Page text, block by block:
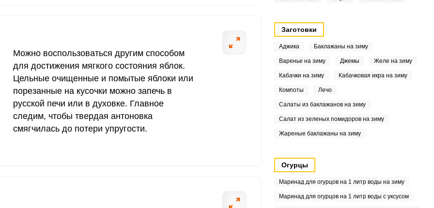
4000 мкг 0.2
12 мг 0.6
1200 мкг 9.2
Можно воспользоваться другим способом
для достижения мягкого состояния яблок.
Цельные очищенные и помытые яблоки или
порезанные на кусочки можно запечь в
русской печи или в духовке. Главное
следим, чтобы твердая антоновка
смягчилась до потери упругости.
Заготовки
Аджика Баклажаны на зиму
Варенье на зиму Джемы Желе на зиму
Кабачки на зиму Кабачковая икра на зиму
Компоты Лечо
Салаты из баклажанов на зиму
Салат из зеленых помидоров на зиму
Жареные баклажаны на зиму
Огурцы
Маринад для огурцов на 1 литр воды на зиму
Маринад для огурцов на 1 литр воды с уксусом